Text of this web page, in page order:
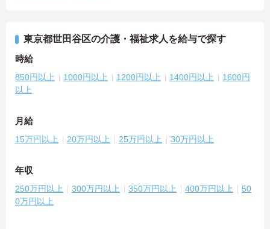
東京都世田谷区の介護・福祉求人を給与で探す
時給
850円以上 1000円以上 1200円以上 1400円以上
1600円
以上
月給
15万円以上 20万円以上 25万円以上 30万円以上
年収
250万円以上 300万円以上 350万円以上 400万円以上
50
0万円以上